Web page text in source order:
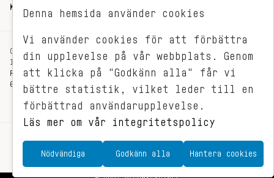
KONTAKT
OXENSTIERNSGATAN 33
114 27 STOCKHOLM
REDAKTIONEN@VEGOMAGASINET.SE
08-799 62 01
Denna hemsida använder cookies
Vi använder cookies för att förbättra
din upplevelse på vår webbplats. Genom
att klicka på "Godkänn alla" får vi
bättre statistik, vilket leder till en
förbättrad användarupplevelse.
Läs mer om vår integritetspolicy
Nödvändiga Godkänn alla Hantera cookies